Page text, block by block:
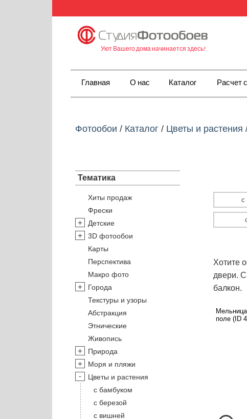
Уют Вашего дома начинается здесь!
Главная О нас Каталог Расчет
Фотообои / Каталог / Цветы и растения
Тематика
Хиты продаж
Фрески
Детские
3D фотообои
Карты
Перспектива
Макро фото
Города
Текстуры и узоры
Абстракция
Этнические
Живопись
Природа
Моря и пляжи
Цветы и растения
с бамбуком
с березой
с вишней
с
Хотите
двери.
балкон.
поле (ID